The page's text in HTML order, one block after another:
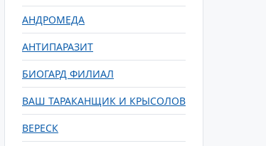
АНДРОМЕДА
АНТИПАРАЗИТ
БИОГАРД ФИЛИАЛ
ВАШ ТАРАКАНЩИК И КРЫСОЛОВ
ВЕРЕСК